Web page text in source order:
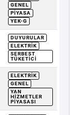
GENEL
PIYASA
YEK-G
DUYURULAR
ELEKTRIK
SERBEST
TÜKETICI
ELEKTRIK
GENEL
YAN
HIZMETLER
PIYASASI